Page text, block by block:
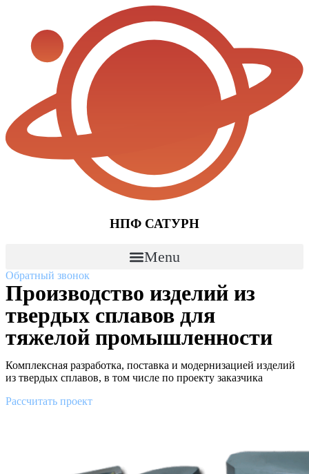
содержимому
НПФ САТУРН
Menu
Обратный звонок
Производство изделий из
твердых сплавов для
тяжелой промышленности
Комплексная разработка, поставка и модернизацией изделий
из твердых сплавов, в том числе по проекту заказчика
Рассчитать проект